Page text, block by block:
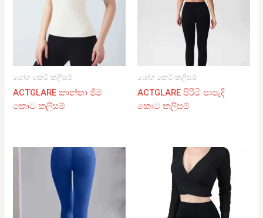
යෝග කෙටි කලිසම්
ACTGLARE කාන්තා ජිම්
කොට කලිසම්
යෝග කෙටි කලිසම්
ACTGLARE පිරිමි පාපැදි
කොට කලිසම්